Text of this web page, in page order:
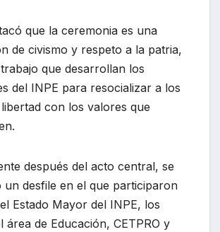
que la ceremonia es una
de civismo y respeto a la patria,
que desarrollan los
del INPE para resocializar a los
con los valores que
después del acto central, se
un desfile en el que participaron
Estado Mayor del INPE, los
área de Educación, CETPRO y